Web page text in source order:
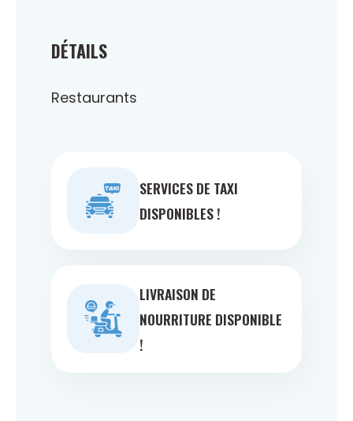
DÉTAILS
Restaurants
SERVICES DE TAXI
DISPONIBLES !
LIVRAISON DE
NOURRITURE DISPONIBLE
!